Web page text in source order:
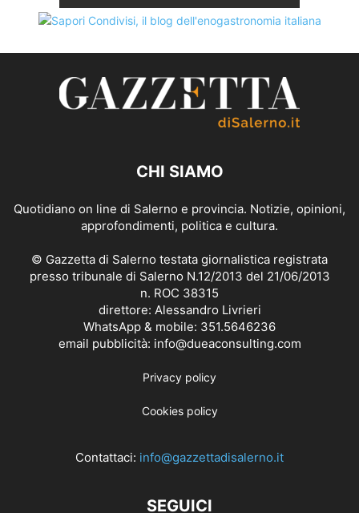
CHI SIAMO
Quotidiano on line di Salerno e provincia. Notizie, opinioni,
approfondimenti, politica e cultura.
© Gazzetta di Salerno testata giornalistica registrata
presso tribunale di Salerno N.12/2013 del 21/06/2013
n. ROC 38315
direttore: Alessandro Livrieri
WhatsApp & mobile: 351.5646236
email pubblicità: info@dueaconsulting.com
Privacy policy
Cookies policy
Contattaci: info@gazzettadisalerno.it
SEGUICI